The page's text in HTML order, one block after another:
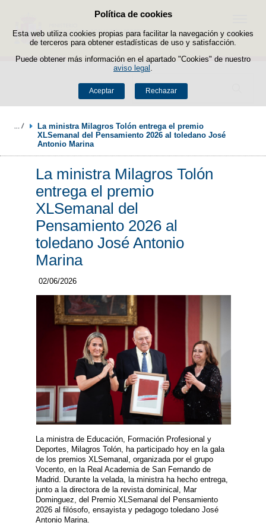
Política de cookies
Esta web utiliza cookies propias para facilitar la navegación y cookies
de terceros para obtener estadísticas de uso y satisfacción.
Puede obtener más información en el apartado "Cookies" de nuestro
aviso legal
Aceptar Rechazar
Saltar al contenido
Buscador
Menú
La ministra Milagros Tolón entrega el premio
XLSemanal del Pensamiento 2026 al toledano José
Antonio Marina
La ministra Milagros Tolón
entrega el premio
XLSemanal del
Pensamiento 2026 al
toledano José Antonio
Marina
02/06/2026
La ministra de Educación, Formación Profesional y
Deportes, Milagros Tolón, ha participado hoy en la gala
de los premios XLSemanal, organizada por el grupo
Vocento, en la Real Academia de San Fernando de
Madrid. Durante la velada, la ministra ha hecho entrega,
junto a la directora de la revista dominical, Mar
Dominguez, del Premio XLSemanal del Pensamiento
2026 al filósofo, ensayista y pedagogo toledano José
Antonio Marina.